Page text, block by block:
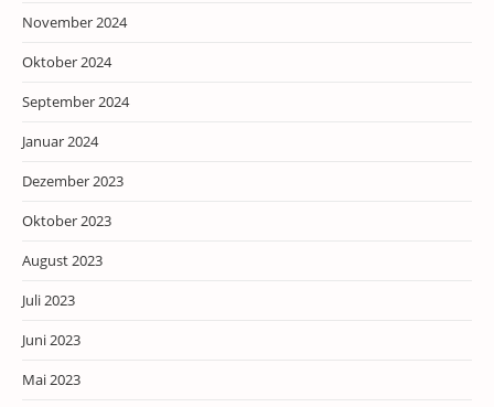
November 2024
Oktober 2024
September 2024
Januar 2024
Dezember 2023
Oktober 2023
August 2023
Juli 2023
Juni 2023
Mai 2023